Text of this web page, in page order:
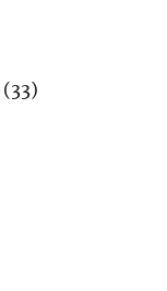
(33)